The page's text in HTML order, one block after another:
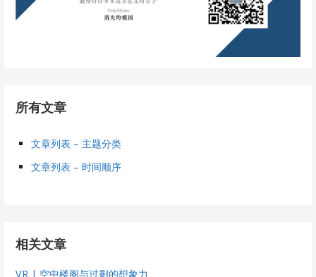
所有文章
文章列表 – 主题分类
文章列表 – 时间顺序
相关文章
VR | 空中楼阁与过剩的想象力